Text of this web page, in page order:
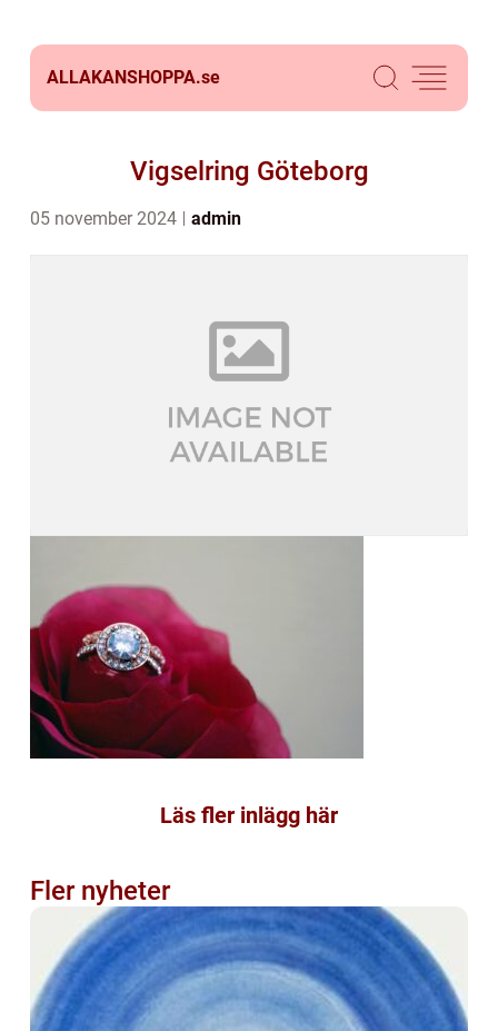
ALLAKANSHOPPA.se
Vigselring Göteborg
05 november 2024 admin
Läs fler inlägg här
Fler nyheter